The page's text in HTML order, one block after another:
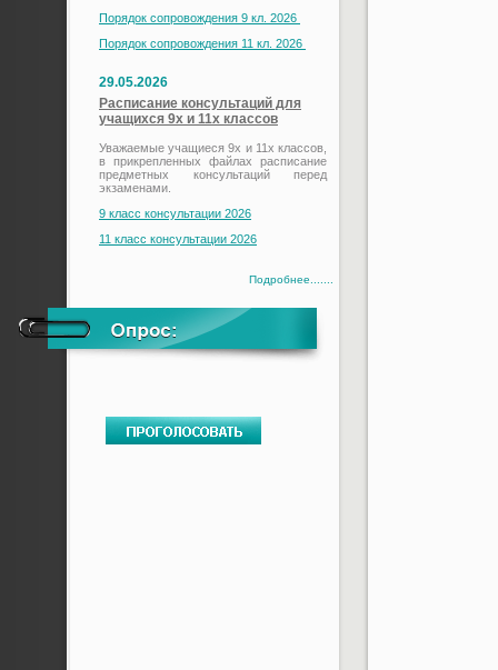
Порядок сопровождения 9 кл. 2026
Порядок сопровождения 11 кл. 2026
29.05.2026
Расписание консультаций для
учащихся 9х и 11х классов
Уважаемые учащиеся 9х и 11х классов,
в прикрепленных файлах расписание
предметных консультаций перед
экзаменами.
9 класс консультации 2026
11 класс консультации 2026
Подробнее.......